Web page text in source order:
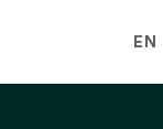
EN